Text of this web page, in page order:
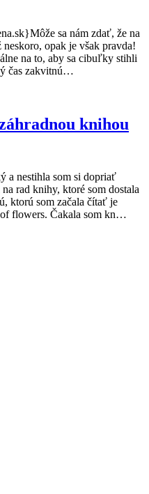
sa nám zdať, že na
opak je však pravda!
na to, aby sa cibuľky stihli
čas zakvitnú…
knihou
a nestihla som si dopriať
rad knihy, ktoré som dostala
ktorú som začala čítať je
flowers. Čakala som kn…